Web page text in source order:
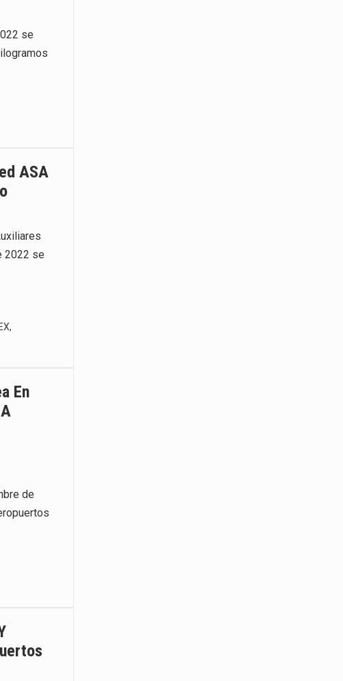
mexicano muestra un proceso de precarización sin señales de
de México (Camimex) proyecta una inversión total de 6,402.2
se
ASA
2022 se
,
En
de